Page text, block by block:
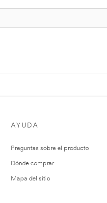
AYUDA
Preguntas sobre el producto
Dónde comprar
Mapa del sitio